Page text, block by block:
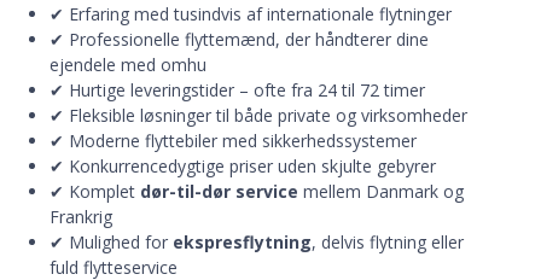
✔ Erfaring med tusindvis af internationale flytninger
✔ Professionelle flyttemænd, der håndterer dine
ejendele med omhu
✔ Hurtige leveringstider – ofte fra 24 til 72 timer
✔ Fleksible løsninger til både private og virksomheder
✔ Moderne flyttebiler med sikkerhedssystemer
✔ Konkurrencedygtige priser uden skjulte gebyrer
✔ Komplet dør-til-dør service mellem Danmark og
Frankrig
✔ Mulighed for ekspresflytning, delvis flytning eller
fuld flytteservice